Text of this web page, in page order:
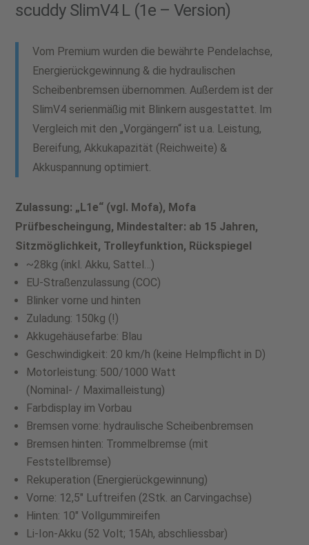
scuddy SlimV4 L (1e – Version)
Vom Premium wurden die bewährte Pendelachse,
Energierückgewinnung & die hydraulischen
Scheibenbremsen übernommen. Außerdem ist der
SlimV4 serienmäßig mit Blinkern ausgestattet. Im
Vergleich mit den „Vorgängern“ ist u.a. Leistung,
Bereifung, Akkukapazität (Reichweite) &
Akkuspannung optimiert.
Zulassung: „L1e“ (vgl. Mofa), Mofa
Prüfbescheingung, Mindestalter: ab 15 Jahren,
Sitzmöglichkeit, Trolleyfunktion, Rückspiegel
~28kg (inkl. Akku, Sattel…)
EU-Straßenzulassung (COC)
Blinker vorne und hinten
Zuladung: 150kg (!)
Akkugehäusefarbe: Blau
Geschwindigkeit: 20 km/h (keine Helmpflicht in D)
Motorleistung: 500/1000 Watt
(Nominal- / Maximalleistung)
Farbdisplay im Vorbau
Bremsen vorne: hydraulische Scheibenbremsen
Bremsen hinten: Trommelbremse (mit
Feststellbremse)
Rekuperation (Energierückgewinnung)
Vorne: 12,5″ Luftreifen (2Stk. an Carvingachse)
Hinten: 10″ Vollgummireifen
Li-Ion-Akku (52 Volt; 15Ah, abschliessbar)